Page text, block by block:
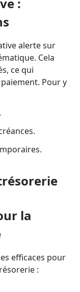
alerte sur
Cela
ce qui
Pour y
la
efficaces pour
: